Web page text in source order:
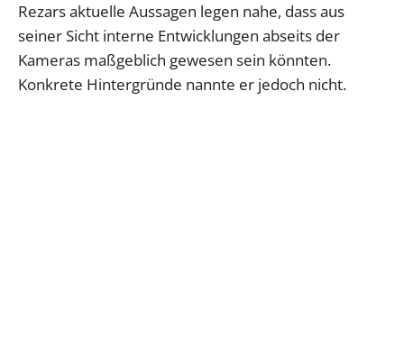
Rezars aktuelle Aussagen legen nahe, dass aus
seiner Sicht interne Entwicklungen abseits der
Kameras maßgeblich gewesen sein könnten.
Konkrete Hintergründe nannte er jedoch nicht.